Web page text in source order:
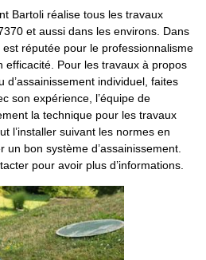
Bartoli réalise tous les travaux
et aussi dans les environs. Dans
est réputée pour le professionnalisme
efficacité. Pour les travaux à propos
d’assainissement individuel, faites
son expérience, l’équipe de
la technique pour les travaux
l’installer suivant les normes en
bon système d’assainissement.
pour avoir plus d’informations.